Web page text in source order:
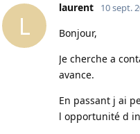
L
laurent 10 sept.
Bonjour,
Je cherche a
avance.
En passant j ai
l opportunité d